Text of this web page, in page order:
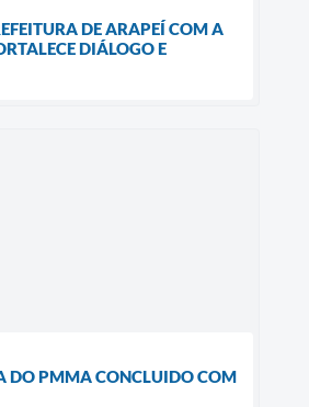
DE ARAPEÍ COM A
DIÁLOGO E
DO PMMA CONCLUIDO COM